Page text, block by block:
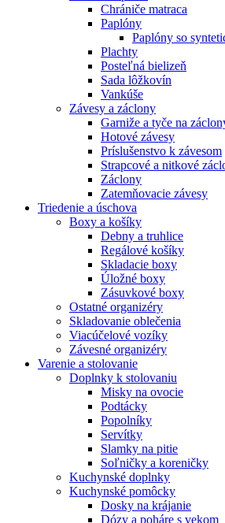
Chrániče matraca
Paplóny
Paplóny so
Plachty
Posteľná bielizeň
Sada lôžkovín
Vankúše
Závesy a záclony
Garniže a tyče na
Hotové závesy
Príslušenstvo k závesom
Strapcové a nitkové
Záclony
Zatemňovacie závesy
Triedenie a úschova
Boxy a košíky
Debny a truhlice
Regálové košíky
Skladacie boxy
Úložné boxy
Zásuvkové boxy
Ostatné organizéry
Skladovanie oblečenia
Viacúčelové vozíky
Závesné organizéry
Varenie a stolovanie
Doplnky k stolovaniu
Misky na ovocie
Podtácky
Popolníky
Servítky
Slamky na pitie
Soľničky a koreničky
Kuchynské doplnky
Kuchynské pomôcky
Dosky na krájanie
Dózy a poháre s vekom